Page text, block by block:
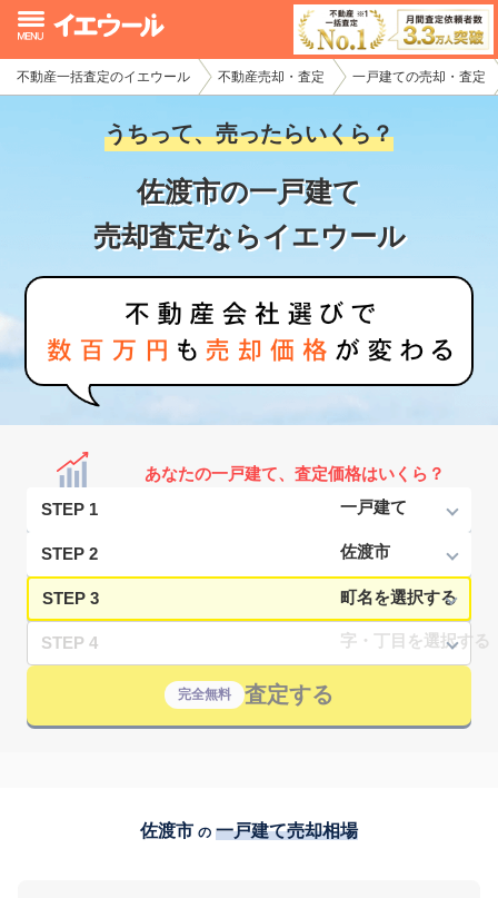
不動産一括査定のイエウール 不動産売却・査定 一戸建ての売却・査定
うちって、売ったらいくら？
佐渡市の一戸建て
売却査定ならイエウール
あなたの一戸建て、査定価格はいくら？
STEP 1
STEP 2
STEP 3
STEP 4
完全無料 査定する
佐渡市 の 一戸建て売却相場
イエウール加盟希望の不動産会社様
初めての方へ
不動産売却の流れ
不動産の売却・一括査定
家査定シミュレーター
お問い合わせ